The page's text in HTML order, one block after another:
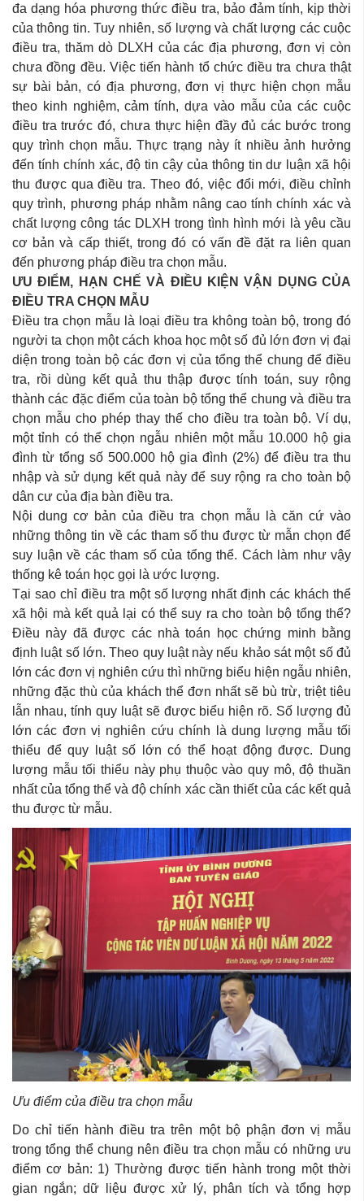
đa dạng hóa phương thức điều tra, bảo đảm tính, kịp thời
của thông tin. Tuy nhiên, số lượng và chất lượng các cuộc
điều tra, thăm dò DLXH của các địa phương, đơn vị còn
chưa đồng đều. Việc tiến hành tổ chức điều tra chưa thật
sự bài bản, có địa phương, đơn vị thực hiện chọn mẫu
theo kinh nghiệm, cảm tính, dựa vào mẫu của các cuộc
điều tra trước đó, chưa thực hiện đầy đủ các bước trong
quy trình chọn mẫu. Thực trạng này ít nhiều ảnh hưởng
đến tính chính xác, độ tin cậy của thông tin dư luận xã hội
thu được qua điều tra. Theo đó, việc đổi mới, điều chỉnh
quy trình, phương pháp nhằm nâng cao tính chính xác và
chất lượng công tác DLXH trong tình hình mới là yêu cầu
cơ bản và cấp thiết, trong đó có vấn đề đặt ra liên quan
đến phương pháp điều tra chọn mẫu.
ƯU ĐIỂM, HẠN CHẾ VÀ ĐIỀU KIỆN VẬN DỤNG CỦA
ĐIỀU TRA CHỌN MẪU
Điều tra chọn mẫu là loại điều tra không toàn bộ, trong đó
người ta chọn một cách khoa học một số đủ lớn đơn vị đại
diện trong toàn bộ các đơn vị của tổng thể chung để điều
tra, rồi dùng kết quả thu thập được tính toán, suy rộng
thành các đặc điểm của toàn bộ tổng thể chung và điều tra
chọn mẫu cho phép thay thế cho điều tra toàn bộ. Ví dụ,
một tỉnh có thể chọn ngẫu nhiên một mẫu 10.000 hộ gia
đình từ tổng số 500.000 hộ gia đình (2%) để điều tra thu
nhập và sử dụng kết quả này để suy rộng ra cho toàn bộ
dân cư của địa bàn điều tra.
Nội dung cơ bản của điều tra chọn mẫu là căn cứ vào
những thông tin về các tham số thu được từ mẫn chọn để
suy luận về các tham số của tổng thể. Cách làm như vậy
thống kê toán học gọi là ước lượng.
Tại sao chỉ điều tra một số lượng nhất định các khách thể
xã hội mà kết quả lại có thể suy ra cho toàn bộ tổng thể?
Điều này đã được các nhà toán học chứng minh bằng
định luật số lớn. Theo quy luật này nếu khảo sát một số đủ
lớn các đơn vị nghiên cứu thì những biểu hiện ngẫu nhiên,
những đặc thù của khách thể đơn nhất sẽ bù trừ, triệt tiêu
lẫn nhau, tính quy luật sẽ được biểu hiện rõ. Số lượng đủ
lớn các đơn vị nghiên cứu chính là dung lượng mẫu tối
thiểu để quy luật số lớn có thể hoạt động được. Dung
lượng mẫu tối thiểu này phụ thuộc vào quy mô, độ thuần
nhất của tổng thể và độ chính xác cần thiết của các kết quả
thu được từ mẫu.
Ưu điểm của điều tra chọn mẫu
Do chỉ tiến hành điều tra trên một bộ phận đơn vị mẫu
trong tổng thể chung nên điều tra chọn mẫu có những ưu
điểm cơ bản: 1) Thường được tiến hành trong một thời
gian ngắn; dữ liệu được xử lý, phân tích và tổng hợp